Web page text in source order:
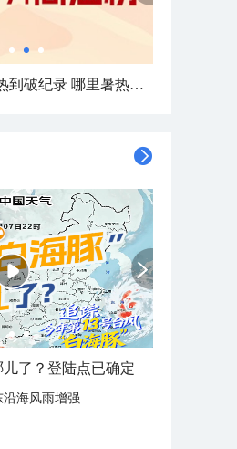
数据看今年7月哪里热到破纪录 哪里暑热连轴转
儿了？登陆点已确定
沿海风雨增强